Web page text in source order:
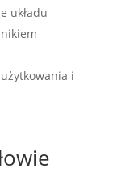
układu
i